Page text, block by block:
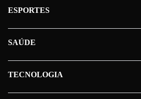
ESPORTES
SAÚDE
TECNOLOGIA